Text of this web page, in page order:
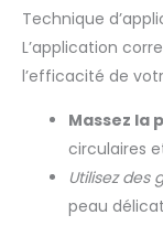
Technique
L’application
l’efficacité de
Massez la
circulaires
Utilisez des
peau